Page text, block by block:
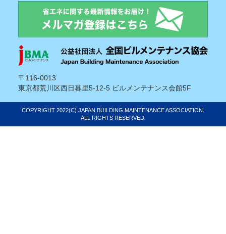
〒116-0013
東京都荒川区西日暮里5-12-5 ビルメンテナンス会館5F
COPYRIGHT 2022(C) JAPAN BUILDING MAINTENANCE ASSOCIATION.
ALL RIGHTS RESERVED.